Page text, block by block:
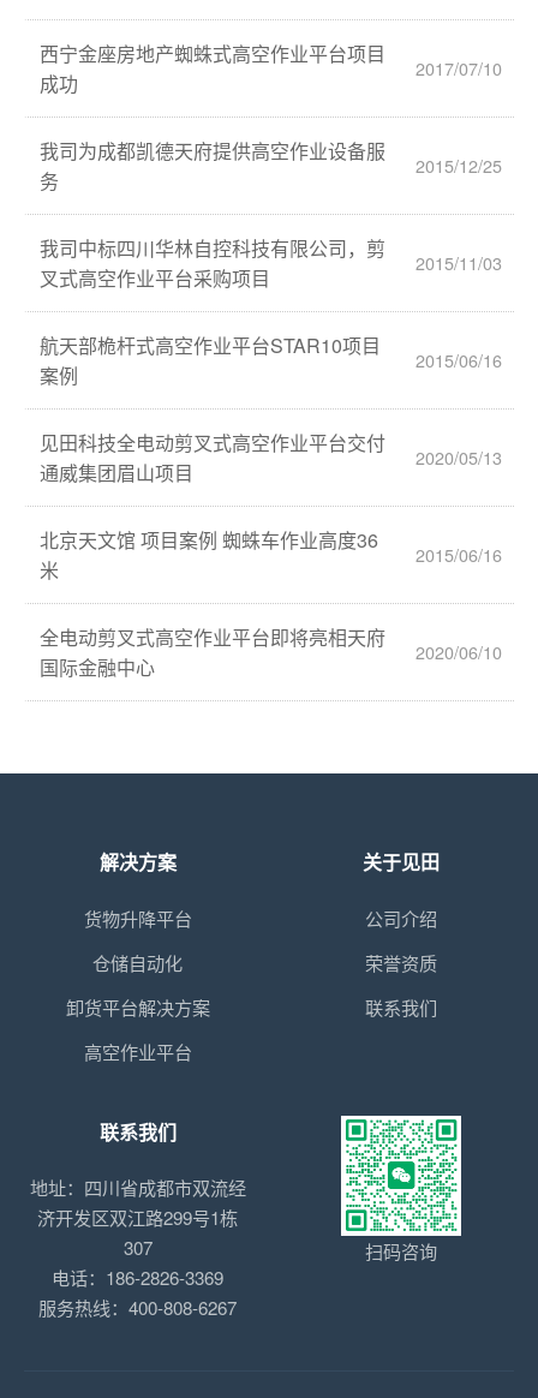
西宁金座房地产蜘蛛式高空作业平台项目
成功
2017/07/10
我司为成都凯德天府提供高空作业设备服
务
2015/12/25
我司中标四川华林自控科技有限公司，剪
叉式高空作业平台采购项目
2015/11/03
航天部桅杆式高空作业平台STAR10项目
案例
2015/06/16
见田科技全电动剪叉式高空作业平台交付
通威集团眉山项目
2020/05/13
北京天文馆 项目案例 蜘蛛车作业高度36
米
2015/06/16
全电动剪叉式高空作业平台即将亮相天府
国际金融中心
2020/06/10
解决方案
货物升降平台
仓储自动化
卸货平台解决方案
高空作业平台
关于见田
公司介绍
荣誉资质
联系我们
联系我们
地址：四川省成都市双流经
济开发区双江路299号1栋
307
电话：186-2826-3369
服务热线：400-808-6267
扫码咨询